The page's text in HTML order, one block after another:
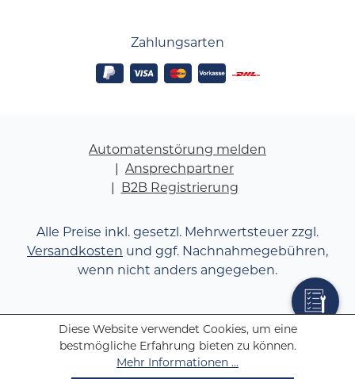
Zahlungsarten
Automatenstörung melden
Ansprechpartner
B2B Registrierung
Alle Preise inkl. gesetzl. Mehrwertsteuer zzgl.
Versandkosten und ggf. Nachnahmegebühren,
wenn nicht anders angegeben.
Diese Website verwendet Cookies, um eine
bestmögliche Erfahrung bieten zu können.
Mehr Informationen ...